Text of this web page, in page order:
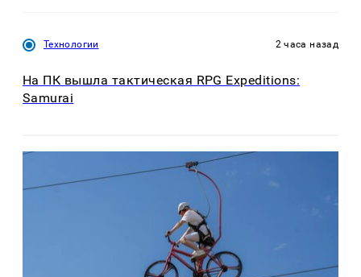
Технологии 2 часа назад
На ПК вышла тактическая RPG Expeditions:
Samurai